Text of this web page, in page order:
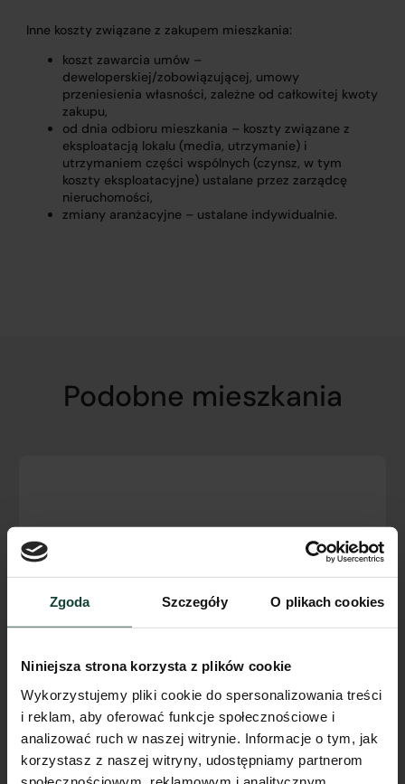
Zgoda Szczegóły O plikach cookies
Niniejsza strona korzysta z plików cookie
Wykorzystujemy pliki cookie do spersonalizowania treści
i reklam, aby oferować funkcje społecznościowe i
analizować ruch w naszej witrynie. Informacje o tym, jak
korzystasz z naszej witryny, udostępniamy partnerom
Inne koszty związane z zakupem mieszkania:
koszt zawarcia umów –
deweloperskiej/zobowiązującej, umowy
przeniesienia własności, zależne od całkowitej kwoty
zakupu,
od dnia odbioru mieszkania – koszty związane z
eksploatacją lokalu (media, utrzymanie) i
utrzymaniem części wspólnych (czynsz, w tym
koszty eksploatacyjne) ustalane przez zarządcę
nieruchomości,
zmiany aranżacyjne – ustalane indywidualnie.
Podobne mieszkania